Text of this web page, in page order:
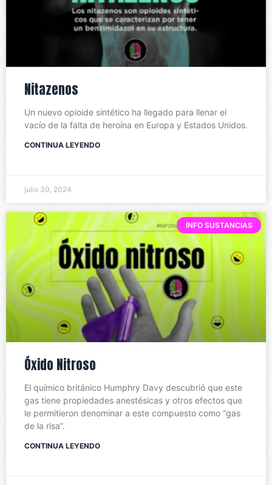
Nitazenos
Un nuevo opioide sintético ha llegado para llenar el
vacío de la falta de heroína en Europa y Estados Unidos.
CONTINUA LEYENDO
julio 30, 2024
INFO SUSTANCIAS
Óxido Nitroso
El químico británico Humphry Davy descubrió que este
gas tiene propiedades anestésicas y otros efectos que
le permitieron denominar a este compuesto como “gas
de la risa”.
CONTINUA LEYENDO